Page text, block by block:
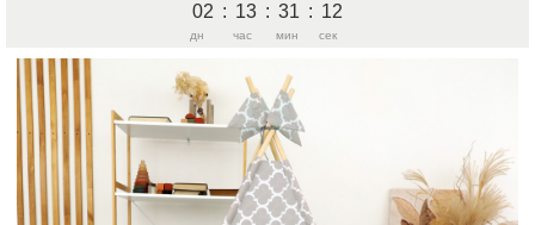
02
дн
: 13
час
: 31
мин
: 12
сек